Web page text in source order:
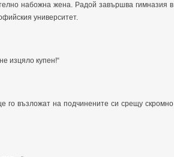
набожна жена. Радой завършва гимназия в
университет.
изцяло купен!“
го възложат на подчинените си срещу скромно